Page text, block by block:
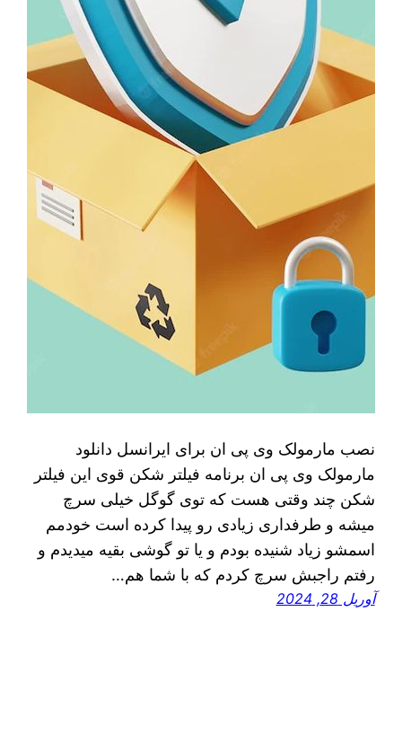
نصب مارمولک وی پی ان برای ایرانسل دانلود
مارمولک وی پی ان برنامه فیلتر شکن قوی این فیلتر
شکن چند وقتی هست که توی گوگل خیلی سرچ
میشه و طرفداری زیادی رو پیدا کرده است خودمم
اسمشو زیاد شنیده بودم و یا تو گوشی بقیه میدیدم و
رفتم راجبش سرچ کردم که با شما هم…
آوریل 28, 2024